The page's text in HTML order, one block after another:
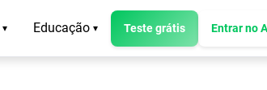
▾ Educação ▾ Teste grátis Entrar no